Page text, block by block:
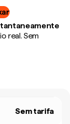
real. Sem
Sem tarifa